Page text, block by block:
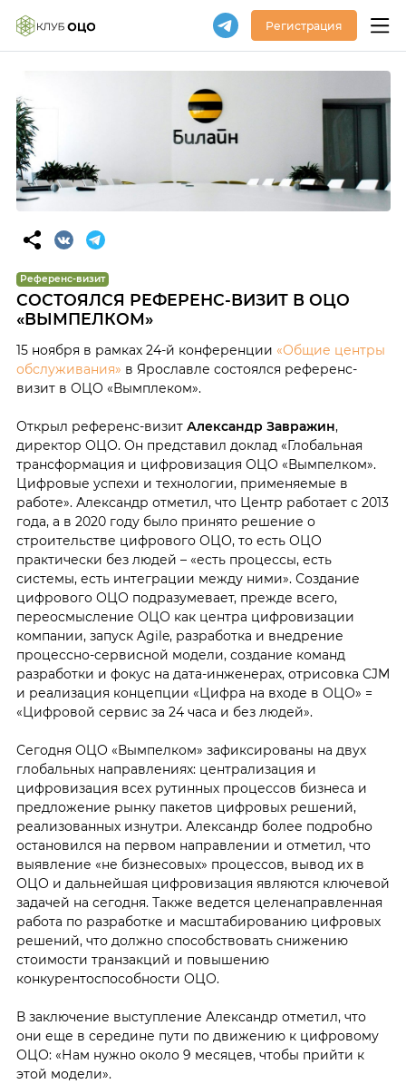
Регистрация
Референс-визит
СОСТОЯЛСЯ РЕФЕРЕНС-ВИЗИТ В ОЦО
«ВЫМПЕЛКОМ»
15 ноября в рамках 24-й конференции «Общие центры
обслуживания» в Ярославле состоялся референс-
визит в ОЦО «Вымплеком».
Открыл референс-визит Александр Завражин,
директор ОЦО. Он представил доклад «Глобальная
трансформация и цифровизация ОЦО «Вымпелком».
Цифровые успехи и технологии, применяемые в
работе». Александр отметил, что Центр работает с 2013
года, а в 2020 году было принято решение о
строительстве цифрового ОЦО, то есть ОЦО
практически без людей – «есть процессы, есть
системы, есть интеграции между ними». Создание
цифрового ОЦО подразумевает, прежде всего,
переосмысление ОЦО как центра цифровизации
компании, запуск Agile, разработка и внедрение
процессно-сервисной модели, создание команд
разработки и фокус на дата-инженерах, отрисовка CJM
и реализация концепции «Цифра на входе в ОЦО» =
«Цифровой сервис за 24 часа и без людей».
Сегодня ОЦО «Вымпелком» зафиксированы на двух
глобальных направлениях: централизация и
цифровизация всех рутинных процессов бизнеса и
предложение рынку пакетов цифровых решений,
реализованных изнутри. Александр более подробно
остановился на первом направлении и отметил, что
выявление «не бизнесовых» процессов, вывод их в
ОЦО и дальнейшая цифровизация являются ключевой
задачей на сегодня. Также ведется целенаправленная
работа по разработке и масштабированию цифровых
решений, что должно способствовать снижению
стоимости транзакций и повышению
конкурентоспособности ОЦО.
В заключение выступление Александр отметил, что
они еще в середине пути по движению к цифровому
ОЦО: «Нам нужно около 9 месяцев, чтобы прийти к
этой модели».